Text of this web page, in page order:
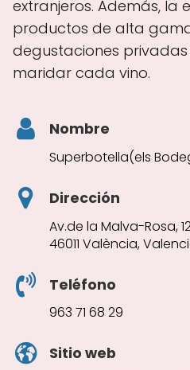
extranjeros. Además, la
productos de alta
degustaciones
maridar cada vino.
Nombre
Superbotella(els
Dirección
Av.de la Malva-Rosa,
46011 València,
Teléfono
963 71 68 29
Sitio web